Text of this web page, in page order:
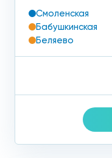
Смоленская
Бабушкинская
Беляево